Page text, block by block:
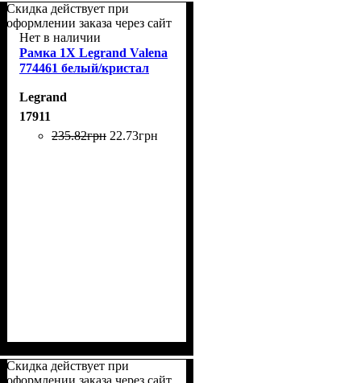
Скидка действует при
оформлении заказа через сайт
Нет в наличии
Рамка 1Х Legrand Valena
774461 белый/кристал
Legrand
17911
235.82грн 22.73грн
Скидка действует при
оформлении заказа через сайт